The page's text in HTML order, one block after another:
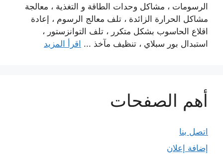
الرسومات ، مشاكل وحدات الطاقة و التغذية ، معالجة
مشاكل الحرارة الزائدة ، تلف معالج الرسوم ، إعادة
اقلاع الحاسوب بشكل متكرر ، تلف التوانزستور ،
استبدال بور سبلاي ، تنظيف مآخذ ... اقرأ المزيد
أهم الصفحات
اتصل بنا
إضافة إعلان